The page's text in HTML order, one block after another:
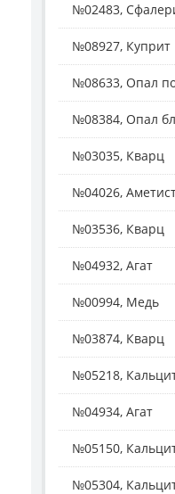
№02483,
№08927, Куприт
№08633, Опал
№08384, Опал
№03035, Кварц
№04026,
№03536, Кварц
№04932, Агат
№00994, Медь
№03874, Кварц
№05218,
№04934, Агат
№05150,
№05304,